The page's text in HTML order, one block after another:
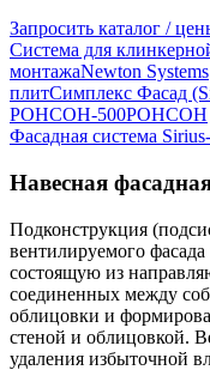
Запросить каталог /
Система для
монтажаNewton Systems
плитСимплекс Фасад
РОНСОН-500РОНСОН
Фасадная система
Навесная
Подконструкция
вентилируемого
состоящую из
соединенных между
облицовки и
стеной и облицовкой.
удаления избыточной